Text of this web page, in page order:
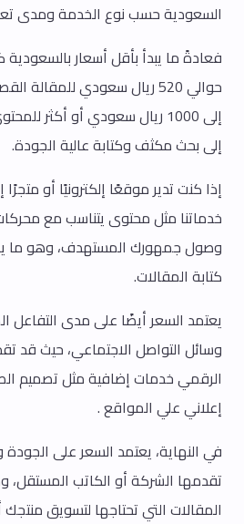
السعودية حسب نوع الخدمة ومدى
فعادةً ما يبدأ بأقل أسعار
حوالي 520 ريال سعودي
إلى 1000 ريال سعودي أو أكثر
إلى بحث مكثف وكتابة عالية الجودة.
إذا كنت تدير موقعًا إلكترونيًا أو متجرًا
وصول جمهورك المستهدف، وهو ما
كتابة المقالات.
يعتمد السعر أيضًا على مدى التفاعل
وسائل التواصل الاجتماعي، حيث قد
الرقمي خدمات إضافية مثل تصميم
إعلاني علي المواقع .
في النهاية، يعتمد السعر على
تقدمها الشركة أو الكاتب المستقل،
المقالات التي تحتاجها لتسويق منتجك